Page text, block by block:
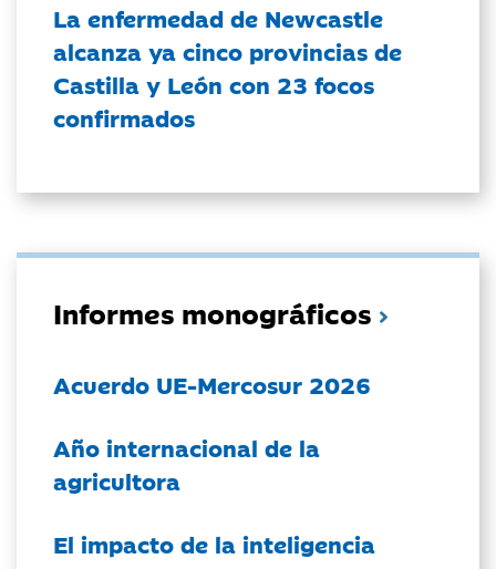
La enfermedad de Newcastle
alcanza ya cinco provincias de
Castilla y León con 23 focos
confirmados
Informes monográficos
Acuerdo UE-Mercosur 2026
Año internacional de la
agricultora
El impacto de la inteligencia